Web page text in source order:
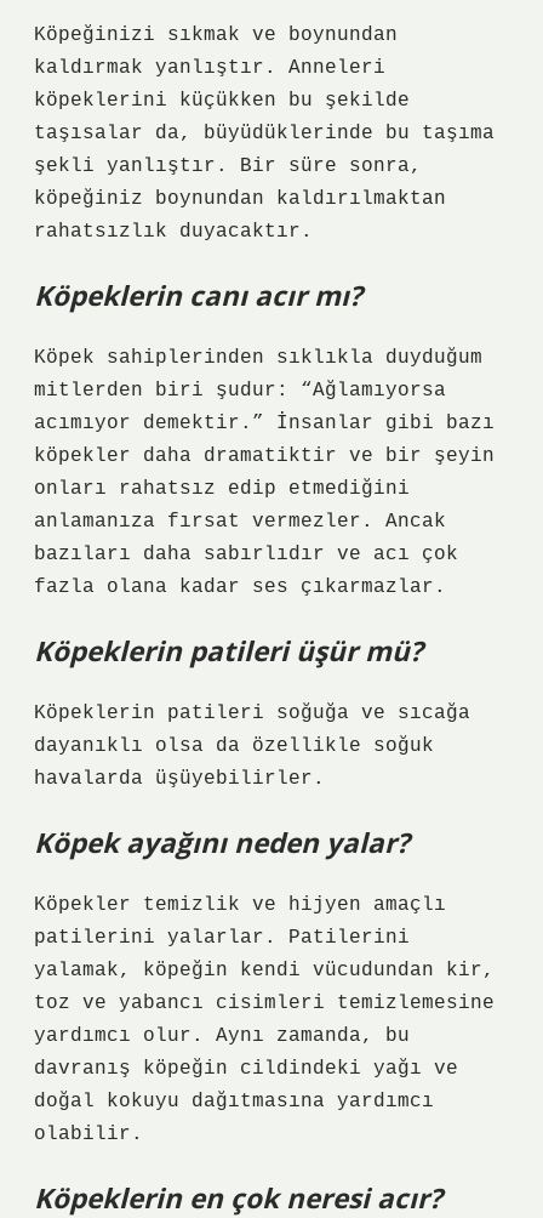
Köpeğinizi sıkmak ve boynundan
kaldırmak yanlıştır. Anneleri
köpeklerini küçükken bu şekilde
taşısalar da, büyüdüklerinde bu taşıma
şekli yanlıştır. Bir süre sonra,
köpeğiniz boynundan kaldırılmaktan
rahatsızlık duyacaktır.
Köpeklerin canı acır mı?
Köpek sahiplerinden sıklıkla duyduğum
mitlerden biri şudur: “Ağlamıyorsa
acımıyor demektir.” İnsanlar gibi bazı
köpekler daha dramatiktir ve bir şeyin
onları rahatsız edip etmediğini
anlamanıza fırsat vermezler. Ancak
bazıları daha sabırlıdır ve acı çok
fazla olana kadar ses çıkarmazlar.
Köpeklerin patileri üşür mü?
Köpeklerin patileri soğuğa ve sıcağa
dayanıklı olsa da özellikle soğuk
havalarda üşüyebilirler.
Köpek ayağını neden yalar?
Köpekler temizlik ve hijyen amaçlı
patilerini yalarlar. Patilerini
yalamak, köpeğin kendi vücudundan kir,
toz ve yabancı cisimleri temizlemesine
yardımcı olur. Aynı zamanda, bu
davranış köpeğin cildindeki yağı ve
doğal kokuyu dağıtmasına yardımcı
olabilir.
Köpeklerin en çok neresi acır?